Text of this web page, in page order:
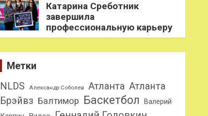
Катарина Среботник
завершила
профессиональную карьеру
Метки
NLDS
Александр Соболев Атланта Атланта
Брэйвз Балтимор Баскетбол
Валерий